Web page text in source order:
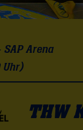
SAP Arena
Uhr)
THW